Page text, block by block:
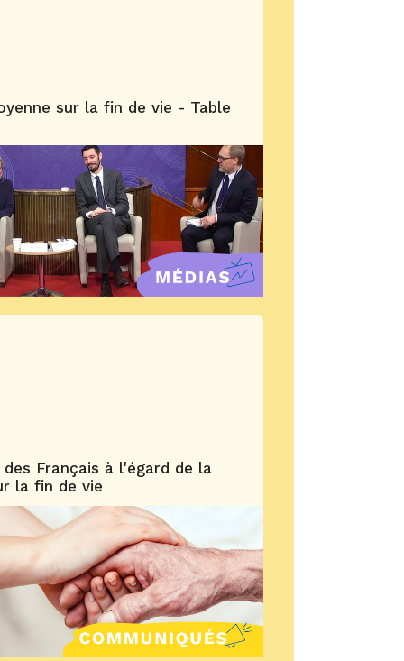
sur la fin de vie - Table
Français à l'égard de la
la fin de vie